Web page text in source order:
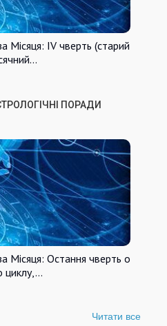
Місяця: IV чверть (старий
ПОРАДИ
Місяця: Остання чверть о
циклу,…
Читати все